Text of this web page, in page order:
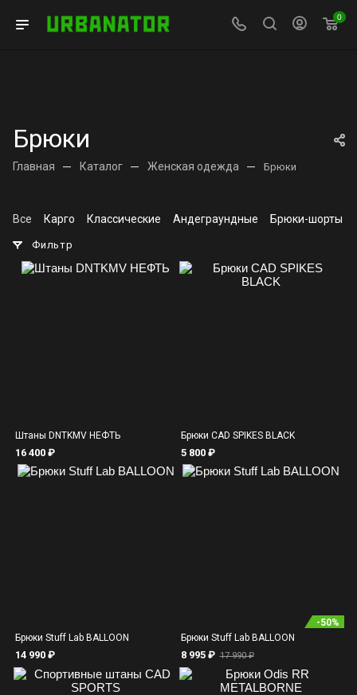
0
Брюки
Главная — Каталог — Женская одежда — Брюки
Все Карго Классические Андеграундные Брюки-шорты
Фильтр
Штаны DNTKMV НЕФТЬ
16 400 ₽
Брюки CAD SPIKES BLACK
5 800 ₽
Брюки Stuff Lab BALLOON
14 990 ₽
-50%
Брюки Stuff Lab BALLOON
8 995 ₽ 17 990 ₽